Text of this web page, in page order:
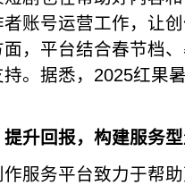
账号运营工作，让
，平台结合春节档
。据悉，2025红果
升回报，构建服务
服务平台致力于帮